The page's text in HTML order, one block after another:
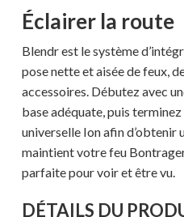
Éclairer la route
Blendr est le système
pose nette et aisée de feux,
accessoires. Débutez avec
base adéquate, puis
universelle Ion afin d’obtenir
maintient votre feu
parfaite pour voir et être vu.
DÉTAILS DU